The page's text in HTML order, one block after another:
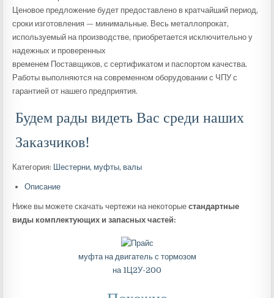
Ценовое предложение будет предоставлено в кратчайший период,
сроки изготовления — минимальные. Весь металлопрокат,
используемый на производстве, приобретается исключительно у
надежных и проверенных
временем Поставщиков, с сертификатом и паспортом качества.
Работы выполняются на современном оборудовании с ЧПУ с
гарантией от нашего предприятия.
Будем рады видеть Вас среди наших
Заказчиков!
Категория: Шестерни, муфты, валы
Описание
Ниже вы можете скачать чертежи на некоторыестандартные
виды комплектующих и запасных частей:
муфта на двигатель с тормозом
на 1Ц2У-200